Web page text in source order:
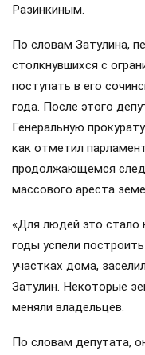
Разинкиным.
По словам Затулина,
столкнувшихся с
поступать в его
года. После этого
Генеральную
как отметил
продолжающемся
массового ареста
«Для людей это стало
годы успели
участках дома,
Затулин. Некоторые
меняли владельцев.
По словам депутата,